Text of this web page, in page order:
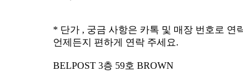
* 단가 , 궁금 사항은 카톡 및 매장 번호로 연
언제든지 편하게 연락 주세요.
BELPOST 3층 59호 BROWN